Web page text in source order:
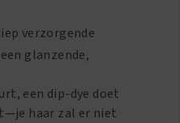
verzorgende
glanzende,
een dip-dye doet
haar zal er niet